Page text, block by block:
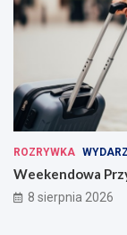
ROZRYWKA
Weekendowa
8 sierpnia 2026